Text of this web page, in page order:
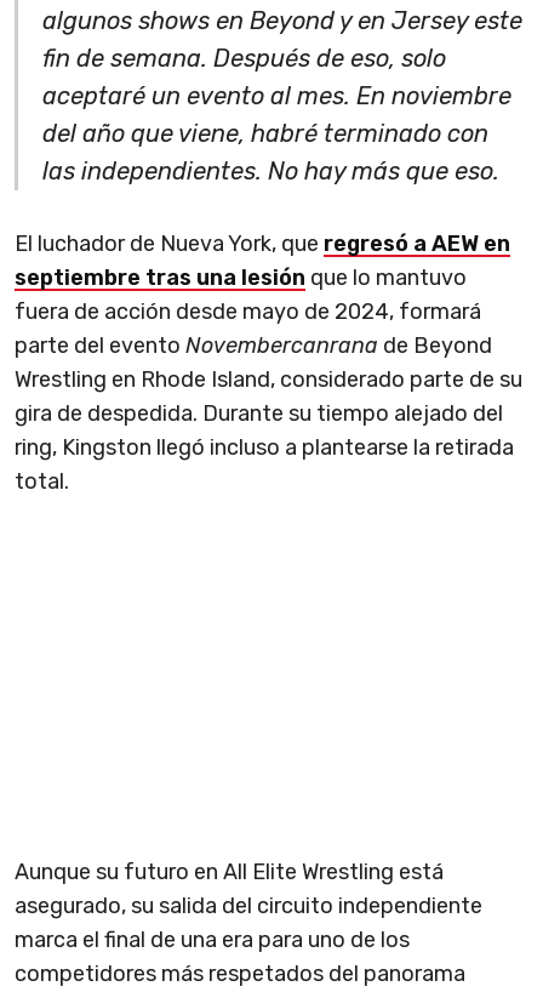
algunos shows en Beyond y en Jersey este
fin de semana. Después de eso, solo
aceptaré un evento al mes. En noviembre
del año que viene, habré terminado con
las independientes. No hay más que eso.
El luchador de Nueva York, que regresó a AEW en
septiembre tras una lesión que lo mantuvo
fuera de acción desde mayo de 2024, formará
parte del evento Novembercanrana de Beyond
Wrestling en Rhode Island, considerado parte de su
gira de despedida. Durante su tiempo alejado del
ring, Kingston llegó incluso a plantearse la retirada
total.
Aunque su futuro en All Elite Wrestling está
asegurado, su salida del circuito independiente
marca el final de una era para uno de los
competidores más respetados del panorama